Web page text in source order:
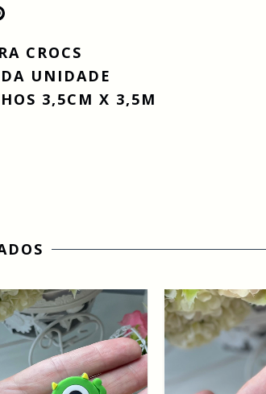
CROCS
UNIDADE
3,5CM X 3,5M